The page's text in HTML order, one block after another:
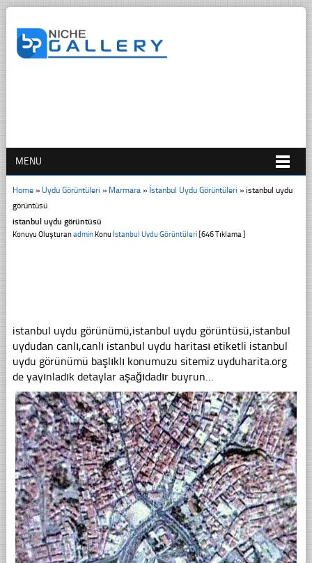
MENU
Home» Uydu Görüntüleri » Marmara» İstanbul Uydu Görüntüleri » istanbul uydu
görüntüsü
istanbul uydu görüntüsü
Konuyu OluşturanadminKonu İstanbul Uydu Görüntüleri[646 Tıklama ]
istanbul uydu görünümü,istanbul uydu görüntüsü,istanbul
uydudan canlı,canlı istanbul uydu haritası etiketli istanbul
uydu görünümü başlıklı konumuzu sitemiz uyduharita.org
de yayınladık detaylar aşağıdadır buyrun…